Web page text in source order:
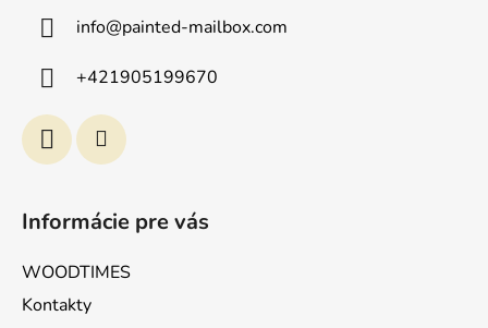
info@painted-mailbox.com
+421905199670
Informácie pre vás
WOODTIMES
Kontakty